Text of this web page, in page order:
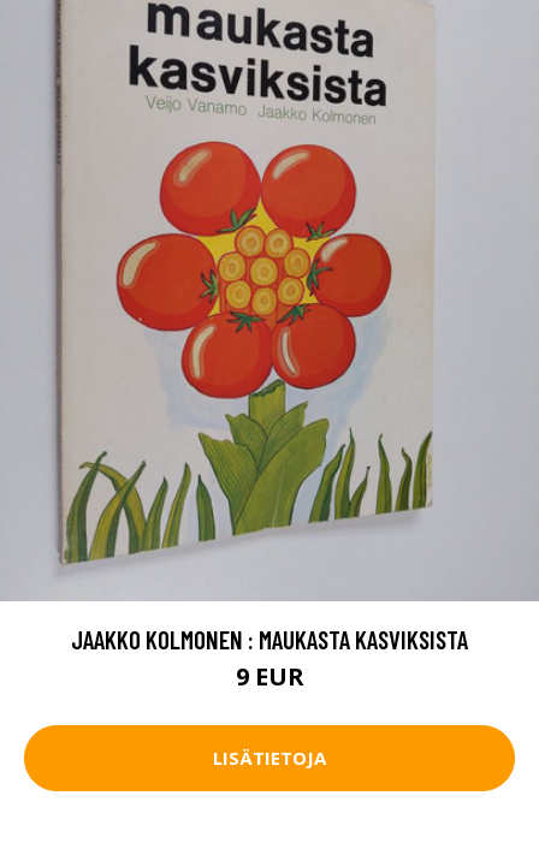
JAAKKO KOLMONEN : MAUKASTA KASVIKSISTA
9 EUR
LISÄTIETOJA